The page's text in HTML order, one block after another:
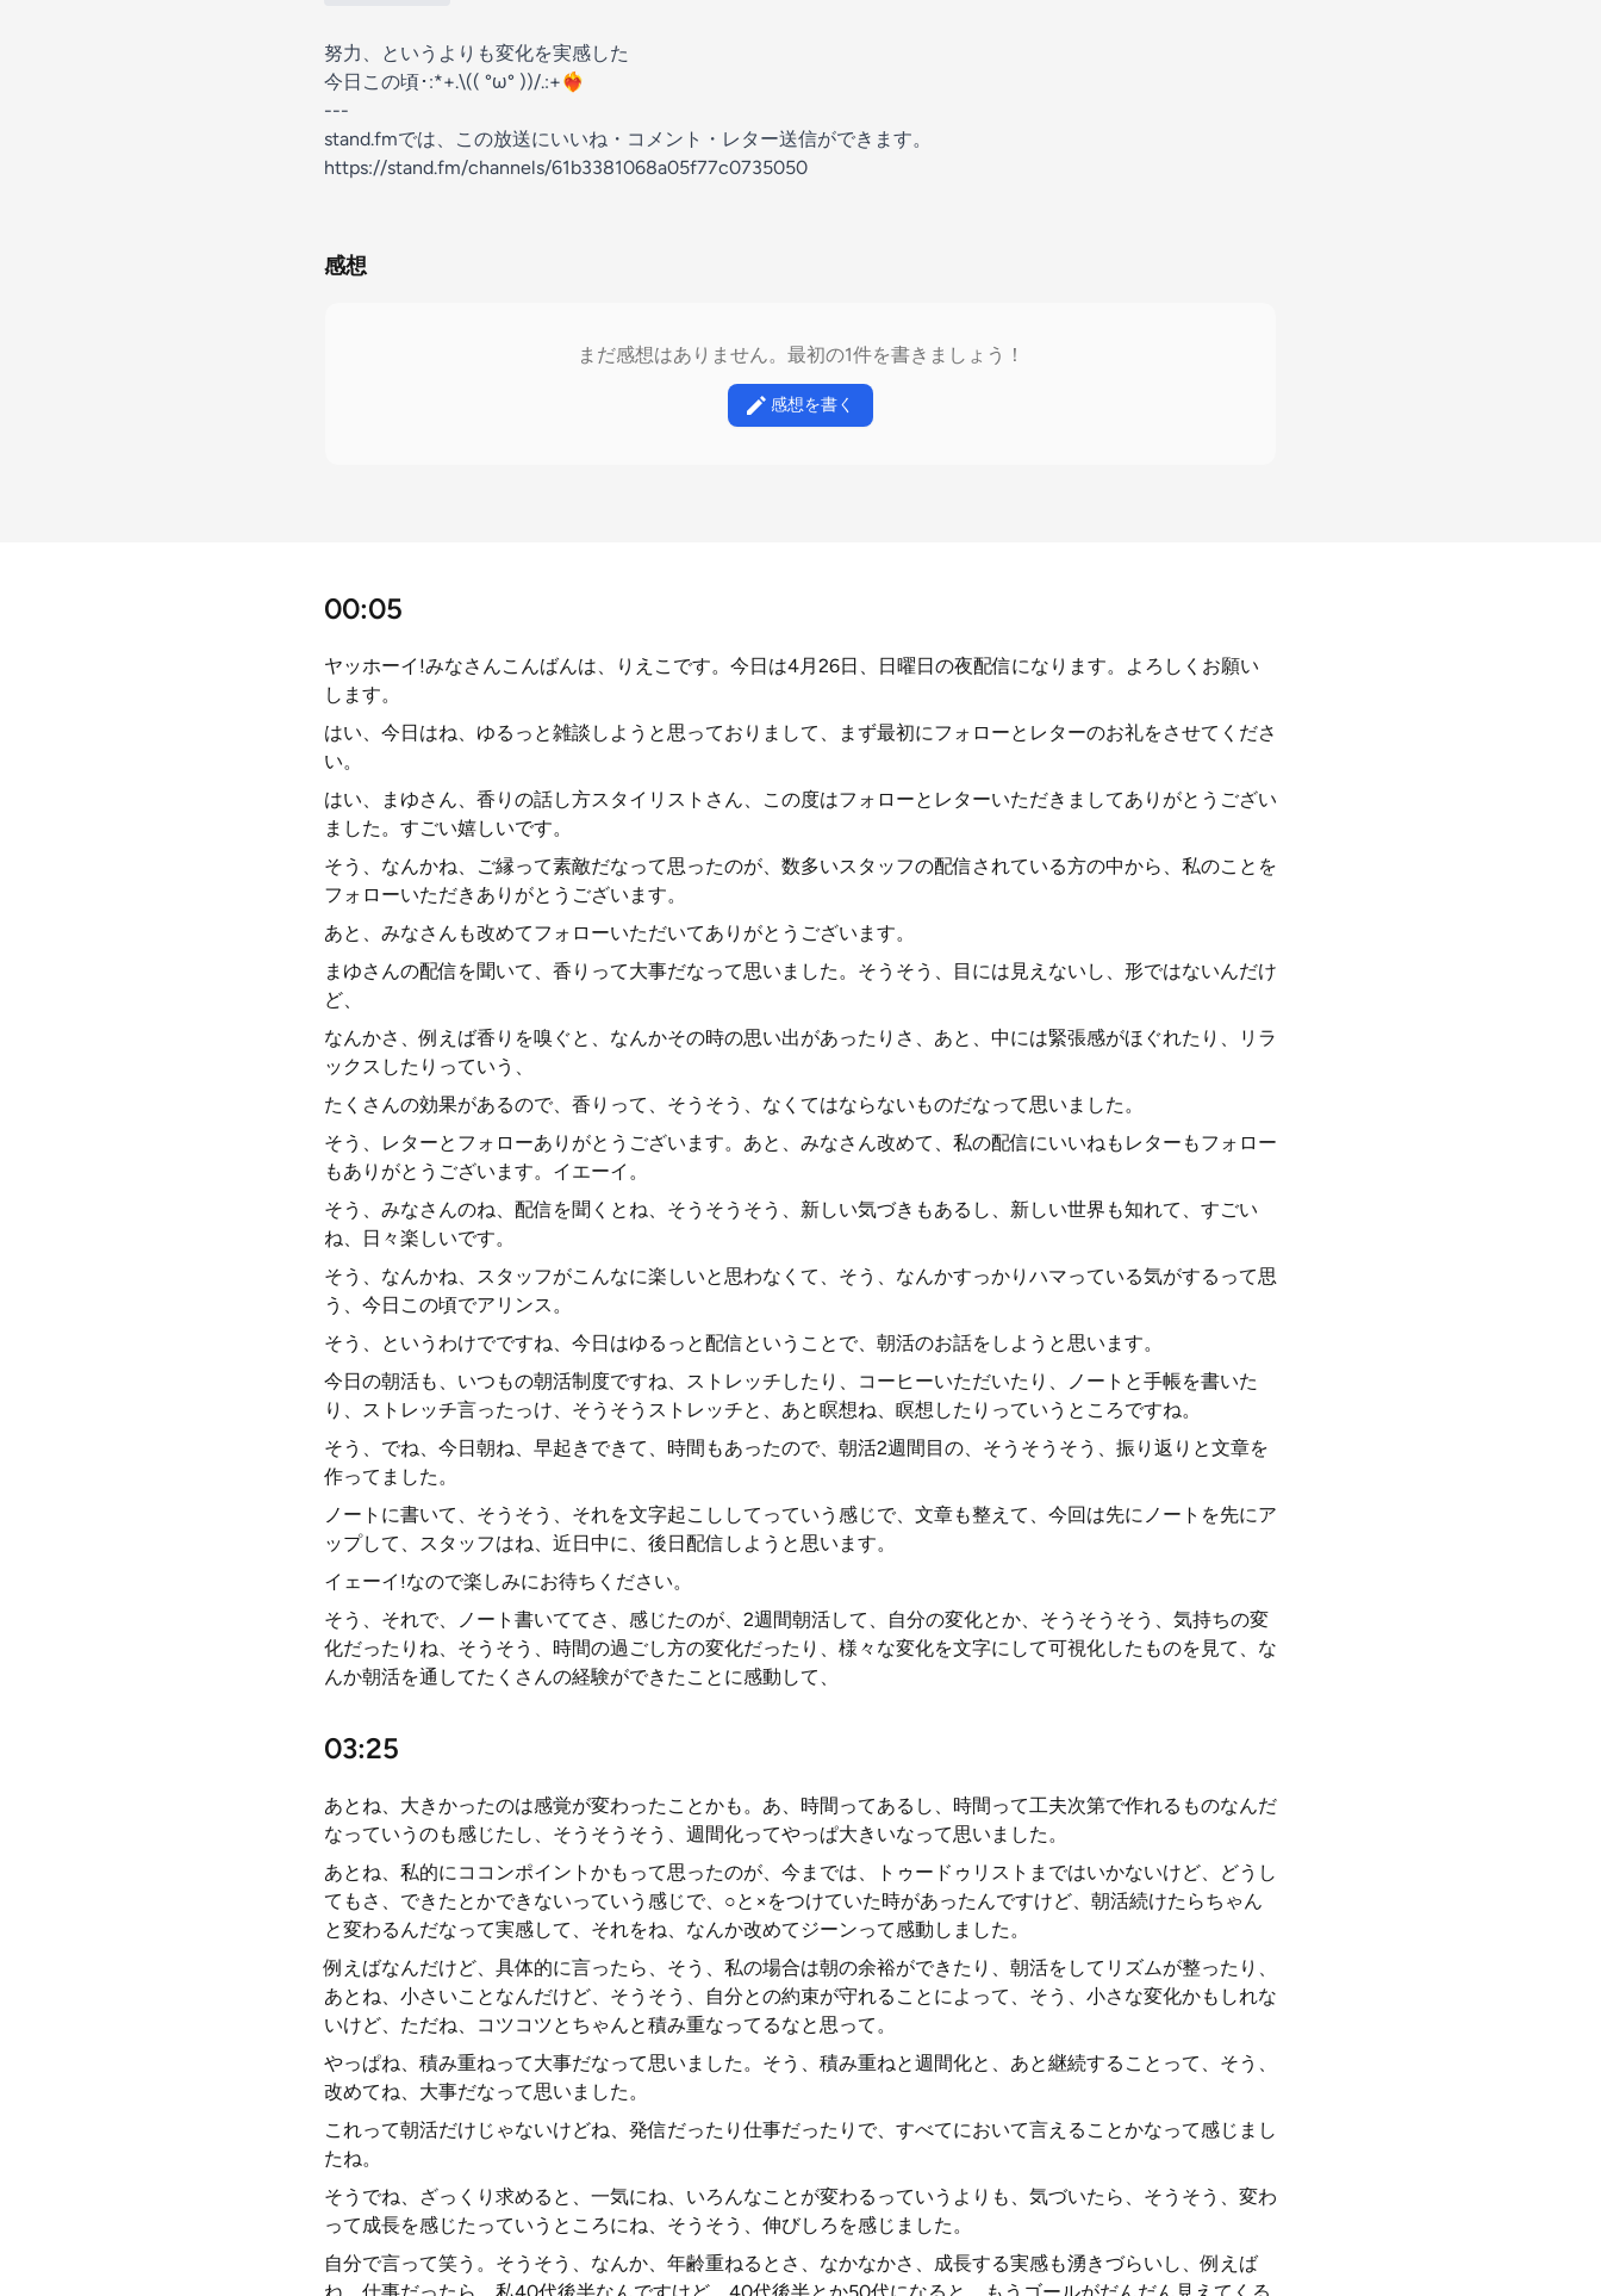
努力、というよりも変化を実感した
今日この頃･:*+.\(( °ω° ))/.:+❤️‍🔥
---
stand.fmでは、この放送にいいね・コメント・レター送信ができます。
https://stand.fm/channels/61b3381068a05f77c0735050
感想
まだ感想はありません。最初の1件を書きましょう！
感想を書く
00:05
ヤッホーイ!みなさんこんばんは、りえこです。今日は4月26日、日曜日の夜配信になります。よろしくお願い
します。
はい、今日はね、ゆるっと雑談しようと思っておりまして、まず最初にフォローとレターのお礼をさせてくださ
い。
はい、まゆさん、香りの話し方スタイリストさん、この度はフォローとレターいただきましてありがとうござい
ました。すごい嬉しいです。
そう、なんかね、ご縁って素敵だなって思ったのが、数多いスタッフの配信されている方の中から、私のことを
フォローいただきありがとうございます。
あと、みなさんも改めてフォローいただいてありがとうございます。
まゆさんの配信を聞いて、香りって大事だなって思いました。そうそう、目には見えないし、形ではないんだけ
ど、
なんかさ、例えば香りを嗅ぐと、なんかその時の思い出があったりさ、あと、中には緊張感がほぐれたり、リラ
ックスしたりっていう、
たくさんの効果があるので、香りって、そうそう、なくてはならないものだなって思いました。
そう、レターとフォローありがとうございます。あと、みなさん改めて、私の配信にいいねもレターもフォロー
もありがとうございます。イエーイ。
そう、みなさんのね、配信を聞くとね、そうそうそう、新しい気づきもあるし、新しい世界も知れて、すごい
ね、日々楽しいです。
そう、なんかね、スタッフがこんなに楽しいと思わなくて、そう、なんかすっかりハマっている気がするって思
う、今日この頃でアリンス。
そう、というわけでですね、今日はゆるっと配信ということで、朝活のお話をしようと思います。
今日の朝活も、いつもの朝活制度ですね、ストレッチしたり、コーヒーいただいたり、ノートと手帳を書いた
り、ストレッチ言ったっけ、そうそうストレッチと、あと瞑想ね、瞑想したりっていうところですね。
そう、でね、今日朝ね、早起きできて、時間もあったので、朝活2週間目の、そうそうそう、振り返りと文章を
作ってました。
ノートに書いて、そうそう、それを文字起こししてっていう感じで、文章も整えて、今回は先にノートを先にア
ップして、スタッフはね、近日中に、後日配信しようと思います。
イェーイ!なので楽しみにお待ちください。
そう、それで、ノート書いててさ、感じたのが、2週間朝活して、自分の変化とか、そうそうそう、気持ちの変
化だったりね、そうそう、時間の過ごし方の変化だったり、様々な変化を文字にして可視化したものを見て、な
んか朝活を通してたくさんの経験ができたことに感動して、
03:25
あとね、大きかったのは感覚が変わったことかも。あ、時間ってあるし、時間って工夫次第で作れるものなんだ
なっていうのも感じたし、そうそうそう、週間化ってやっぱ大きいなって思いました。
あとね、私的にココンポイントかもって思ったのが、今までは、トゥードゥリストまではいかないけど、どうし
てもさ、できたとかできないっていう感じで、○と×をつけていた時があったんですけど、朝活続けたらちゃん
と変わるんだなって実感して、それをね、なんか改めてジーンって感動しました。
例えばなんだけど、具体的に言ったら、そう、私の場合は朝の余裕ができたり、朝活をしてリズムが整ったり、
あとね、小さいことなんだけど、そうそう、自分との約束が守れることによって、そう、小さな変化かもしれな
いけど、ただね、コツコツとちゃんと積み重なってるなと思って。
やっぱね、積み重ねって大事だなって思いました。そう、積み重ねと週間化と、あと継続することって、そう、
改めてね、大事だなって思いました。
これって朝活だけじゃないけどね、発信だったり仕事だったりで、すべてにおいて言えることかなって感じまし
たね。
そうでね、ざっくり求めると、一気にね、いろんなことが変わるっていうよりも、気づいたら、そうそう、変わ
って成長を感じたっていうところにね、そうそう、伸びしろを感じました。
自分で言って笑う。そうそう、なんか、年齢重ねるとさ、なかなかさ、成長する実感も湧きづらいし、例えば